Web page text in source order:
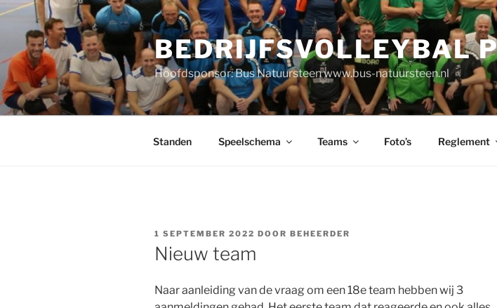
Ga
inhoud
BEDRIJFSVOLLEYBAL
Hoofdsponsor: Bus Natuursteen www.bus-natuursteen.nl
Standen Speelschema Teams Foto’s Reglement
GEPLAATST
OP
1 SEPTEMBER 2022 DOOR BEHEERDER
Nieuw team
Naar aanleiding van de vraag om een 18e team hebben wij 3